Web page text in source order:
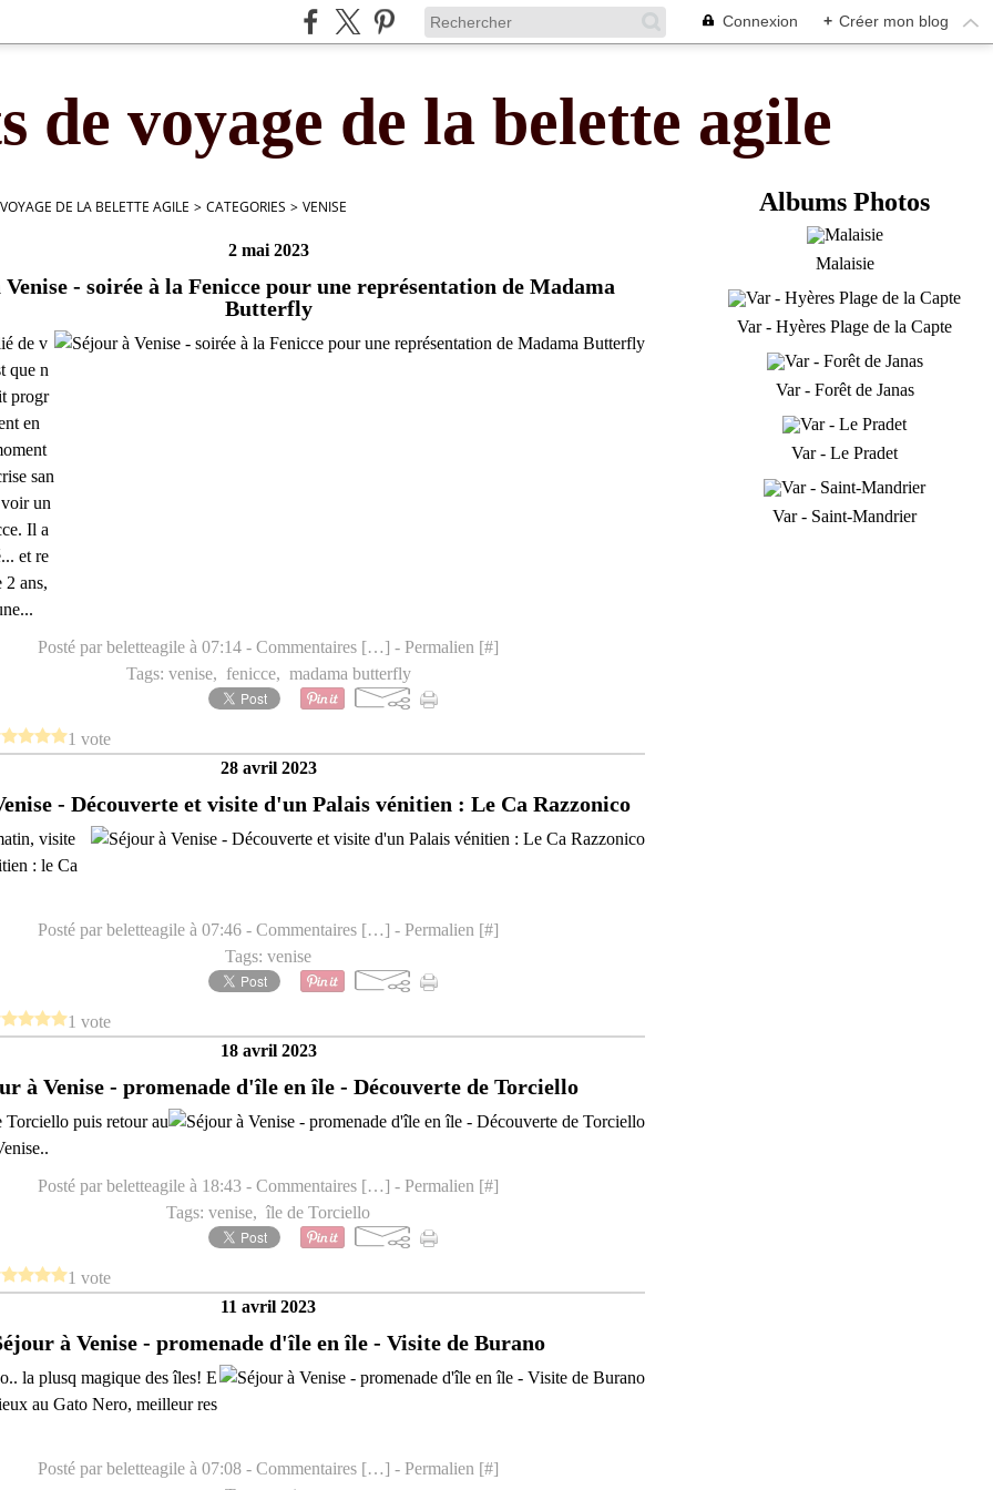
Connexion + Créer mon blog
de voyage de la belette agile
DE LA BELETTE AGILE > CATEGORIES > VENISE
2 mai 2023
Venise - soirée à la Fenicce pour une représentation de Madama
Butterfly
de v
que n
progr
en
san
un
Il a
et re
2 ans,
Posté par beletteagile à 07:14 - Commentaires […] - Permalien [#]
Tags: venise, fenicce, madama butterfly
1 vote
28 avril 2023
- Découverte et visite d'un Palais vénitien : Le Ca Razzonico
visite
: le Ca
Posté par beletteagile à 07:46 - Commentaires […] - Permalien [#]
Tags: venise
1 vote
18 avril 2023
à Venise - promenade d'île en île - Découverte de Torciello
Torciello puis retour au
Posté par beletteagile à 18:43 - Commentaires […] - Permalien [#]
Tags: venise, île de Torciello
1 vote
11 avril 2023
à Venise - promenade d'île en île - Visite de Burano
la plusq magique des îles! E
au Gato Nero, meilleur res
Posté par beletteagile à 07:08 - Commentaires […] - Permalien [#]
Albums Photos
Malaisie
Var - Hyères Plage de la Capte
Var - Forêt de Janas
Var - Le Pradet
Var - Saint-Mandrier